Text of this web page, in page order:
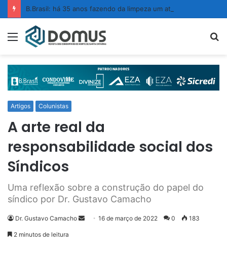
Menu
Artigos Colunistas
A arte real da
responsabilidade social dos
Síndicos
Uma reflexão sobre a construção do papel do
síndico por Dr. Gustavo Camacho
Dr. Gustavo Camacho 16 de março de 2022 0 183
2 minutos de leitura